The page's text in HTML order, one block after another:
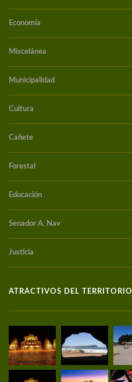
Economía
Miscelánea
Municipalidad
Cultura
Cañete
Forestal
Educación
Senador A. Nav
Justicia
ATRACTIVOS DEL TERRITORIO